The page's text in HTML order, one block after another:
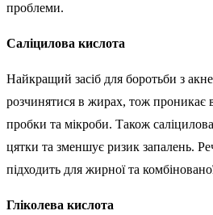
проблеми.
Саліцилова кислота
Найкращий засіб для боротьби з
розчинятися в жирах, тож проникає
пробки та мікроби. Також саліцилова
цятки та зменшує ризик запалень.
підходить для жирної та
Гліколева кислота